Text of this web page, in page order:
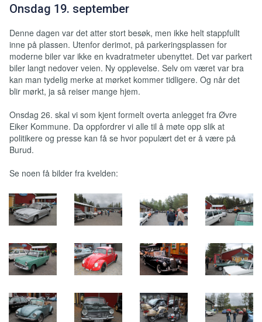
Onsdag 19. september
Denne dagen var det atter stort besøk, men ikke helt stappfullt
inne på plassen. Utenfor derimot, på parkeringsplassen for
moderne biler var ikke en kvadratmeter ubenyttet. Det var parkert
biler langt nedover veien. Ny opplevelse. Selv om været var bra
kan man tydelig merke at mørket kommer tidligere. Og når det
blir mørkt, ja så reiser mange hjem.
Onsdag 26. skal vi som kjent formelt overta anlegget fra Øvre
Eiker Kommune. Da oppfordrer vi alle til å møte opp slik at
politikere og presse kan få se hvor populært det er å være på
Burud.
Se noen få bilder fra kvelden: